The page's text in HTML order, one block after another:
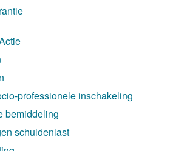
professionele inschakeling
bemiddeling
schuldenlast